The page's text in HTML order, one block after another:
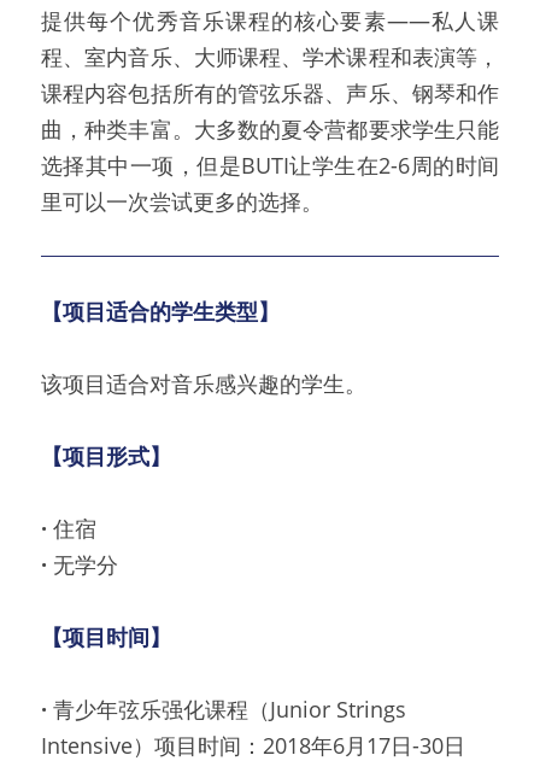
提供每个优秀音乐课程的核心要素——私人课
程、室内音乐、大师课程、学术课程和表演等，
课程内容包括所有的管弦乐器、声乐、钢琴和作
曲，种类丰富。大多数的夏令营都要求学生只能
选择其中一项，但是BUTI让学生在2-6周的时间
里可以一次尝试更多的选择。
【项目适合的学生类型】
该项目适合对音乐感兴趣的学生。
【项目形式】
· 住宿
· 无学分
【项目时间】
· 青少年弦乐强化课程（Junior Strings
Intensive）项目时间：2018年6月17日-30日